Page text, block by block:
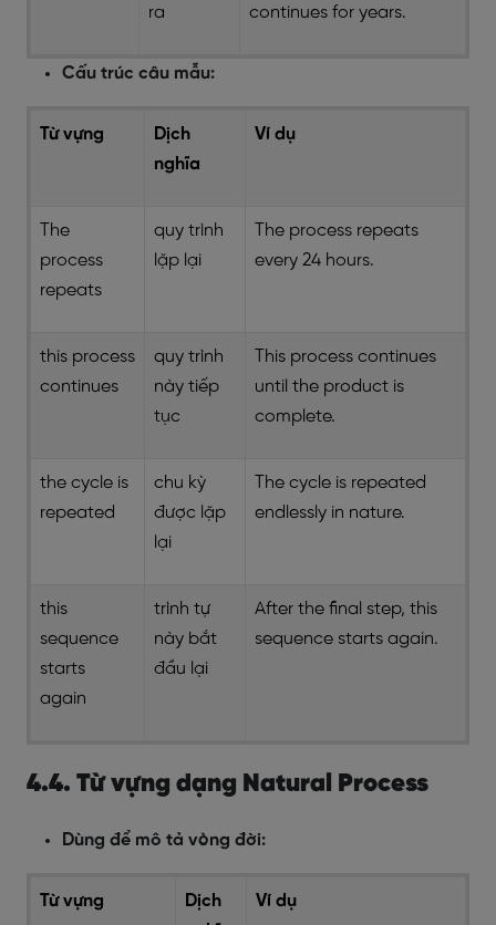
ra
continues for years.
Cấu trúc câu mẫu:
Từ vựng
Dịch
nghĩa
Ví dụ
The
process
repeats
quy trình
lặp lại
The process repeats
every 24 hours.
this process
continues
quy trình
này tiếp
tục
This process continues
until the product is
complete.
the cycle is
repeated
chu kỳ
được lặp
lại
The cycle is repeated
endlessly in nature.
this
sequence
starts
again
trình tự
này bắt
đầu lại
After the final step, this
sequence starts again.
4.4. Từ vựng dạng Natural Process
Dùng để mô tả vòng đời:
Từ vựng
Dịch
Ví dụ